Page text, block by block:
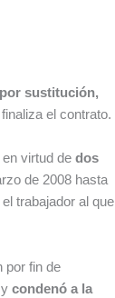
sustitución,
el contrato.
en virtud dedos
de 2008 hasta
trabajador al que
por fin de
condenó a la